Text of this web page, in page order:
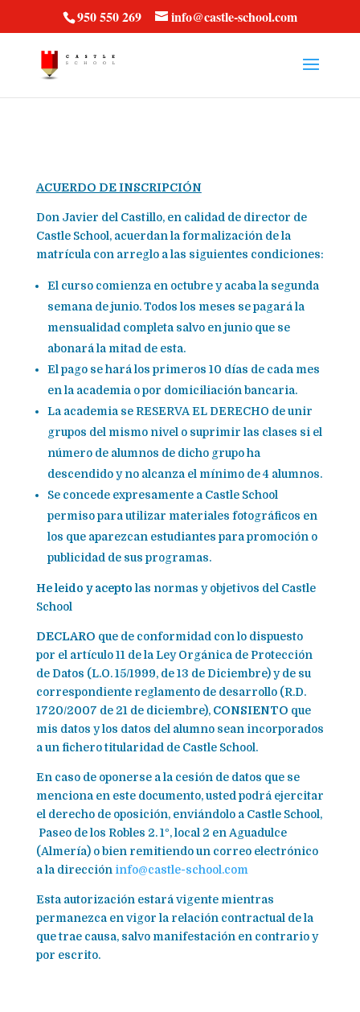
950 550 269 info@castle-school.com
ACUERDO DE INSCRIPCIÓN
Don Javier del Castillo, en calidad de director de
Castle School, acuerdan la formalización de la
matrícula con arreglo a las siguientes condiciones:
El curso comienza en octubre y acaba la segunda
semana de junio. Todos los meses se pagará la
mensualidad completa salvo en junio que se
abonará la mitad de esta.
El pago se hará los primeros 10 días de cada mes
en la academia o por domiciliación bancaria.
La academia se RESERVA EL DERECHO de unir
grupos del mismo nivel o suprimir las clases si el
número de alumnos de dicho grupo ha
descendido y no alcanza el mínimo de 4 alumnos.
Se concede expresamente a Castle School
permiso para utilizar materiales fotográficos en
los que aparezcan estudiantes para promoción o
publicidad de sus programas.
He leido y acepto las normas y objetivos del Castle
School
DECLARO que de conformidad con lo dispuesto
por el artículo 11 de la Ley Orgánica de Protección
de Datos (L.O. 15/1999, de 13 de Diciembre) y de su
correspondiente reglamento de desarrollo (R.D.
1720/2007 de 21 de diciembre), CONSIENTO que
mis datos y los datos del alumno sean incorporados
a un fichero titularidad de Castle School.
En caso de oponerse a la cesión de datos que se
menciona en este documento, usted podrá ejercitar
el derecho de oposición, enviándolo a Castle School,
Paseo de los Robles 2. 1º, local 2 en Aguadulce
(Almería) o bien remitiendo un correo electrónico
a la dirección info@castle-school.com
Esta autorización estará vigente mientras
permanezca en vigor la relación contractual de la
que trae causa, salvo manifestación en contrario y
por escrito.